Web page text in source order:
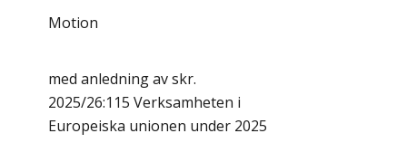
Motion
med anledning av skr.
2025/26:115 Verksamheten i
Europeiska unionen under 2025